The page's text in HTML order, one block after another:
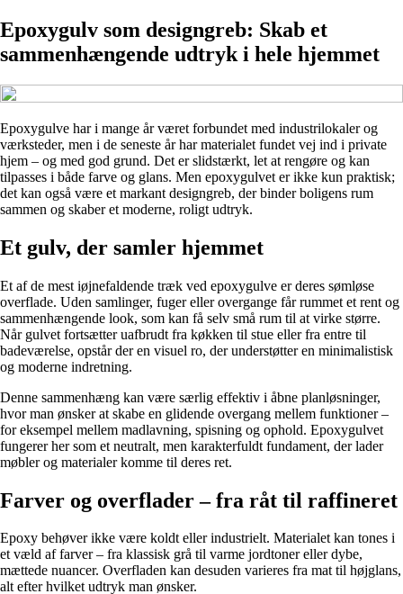
Epoxygulv som designgreb: Skab et
sammenhængende udtryk i hele hjemmet
Epoxygulve har i mange år været forbundet med industrilokaler og
værksteder, men i de seneste år har materialet fundet vej ind i private
hjem – og med god grund. Det er slidstærkt, let at rengøre og kan
tilpasses i både farve og glans. Men epoxygulvet er ikke kun praktisk;
det kan også være et markant designgreb, der binder boligens rum
sammen og skaber et moderne, roligt udtryk.
Et gulv, der samler hjemmet
Et af de mest iøjnefaldende træk ved epoxygulve er deres sømløse
overflade. Uden samlinger, fuger eller overgange får rummet et rent og
sammenhængende look, som kan få selv små rum til at virke større.
Når gulvet fortsætter uafbrudt fra køkken til stue eller fra entre til
badeværelse, opstår der en visuel ro, der understøtter en minimalistisk
og moderne indretning.
Denne sammenhæng kan være særlig effektiv i åbne planløsninger,
hvor man ønsker at skabe en glidende overgang mellem funktioner –
for eksempel mellem madlavning, spisning og ophold. Epoxygulvet
fungerer her som et neutralt, men karakterfuldt fundament, der lader
møbler og materialer komme til deres ret.
Farver og overflader – fra råt til raffineret
Epoxy behøver ikke være koldt eller industrielt. Materialet kan tones i
et væld af farver – fra klassisk grå til varme jordtoner eller dybe,
mættede nuancer. Overfladen kan desuden varieres fra mat til højglans,
alt efter hvilket udtryk man ønsker.